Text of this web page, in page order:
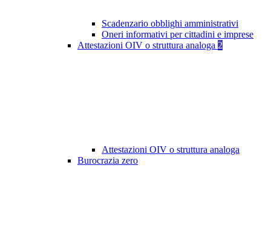
Scadenzario obblighi amministrativi
Oneri informativi per cittadini e imprese
Attestazioni OIV o struttura analoga 2
Attestazioni OIV o struttura analoga
Burocrazia zero